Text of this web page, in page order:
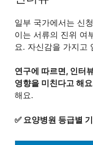
일부 국가에서는 신
이는 서류의 진위 여
요. 자신감을 가지고
연구에 따르면, 인터
영향을 미친다고 해
해요.
✅ 요양병원 등급별